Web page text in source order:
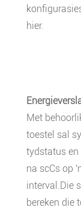
hier.
Met
toestel sal
tydstatus en
na scCs op
interval.Die
bereken die